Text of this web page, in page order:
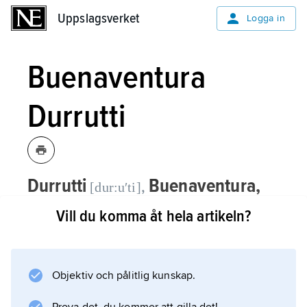
Uppslagsverket Logga in
Buenaventura
Durrutti
Durrutti [dur:uʹti], Buenaventura,
1896–1936, spansk anarkist, medlem av
gruppen Los Solidarios, inblandad i bl.a.
1923 och ett misslyckat attentat mot
kung Alfons
XIII i Paris 1924.
Vill du komma åt hela artikeln?
Objektiv och pålitlig kunskap.